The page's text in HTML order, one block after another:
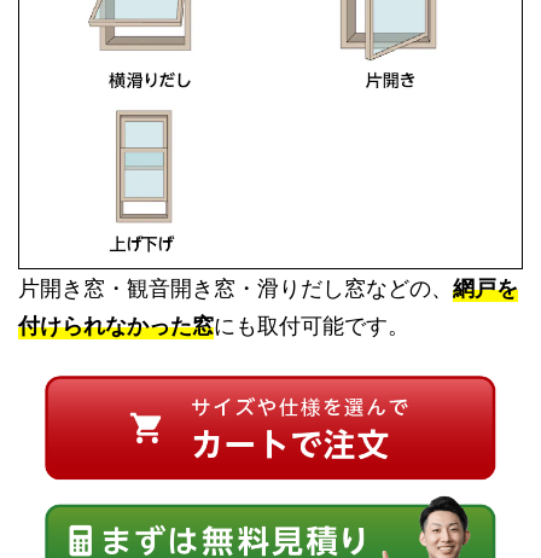
片開き窓・観音開き窓・滑りだし窓などの、 網戸を
付けられなかった窓にも取付可能です。